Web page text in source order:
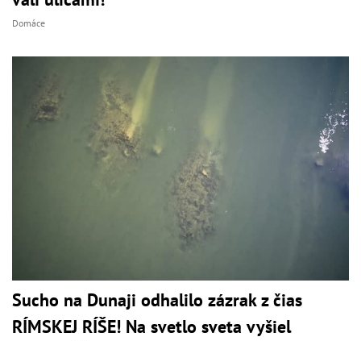
Domáce
Sucho na Dunaji odhalilo zázrak z čias
RÍMSKEJ RÍŠE! Na svetlo sveta vyšiel